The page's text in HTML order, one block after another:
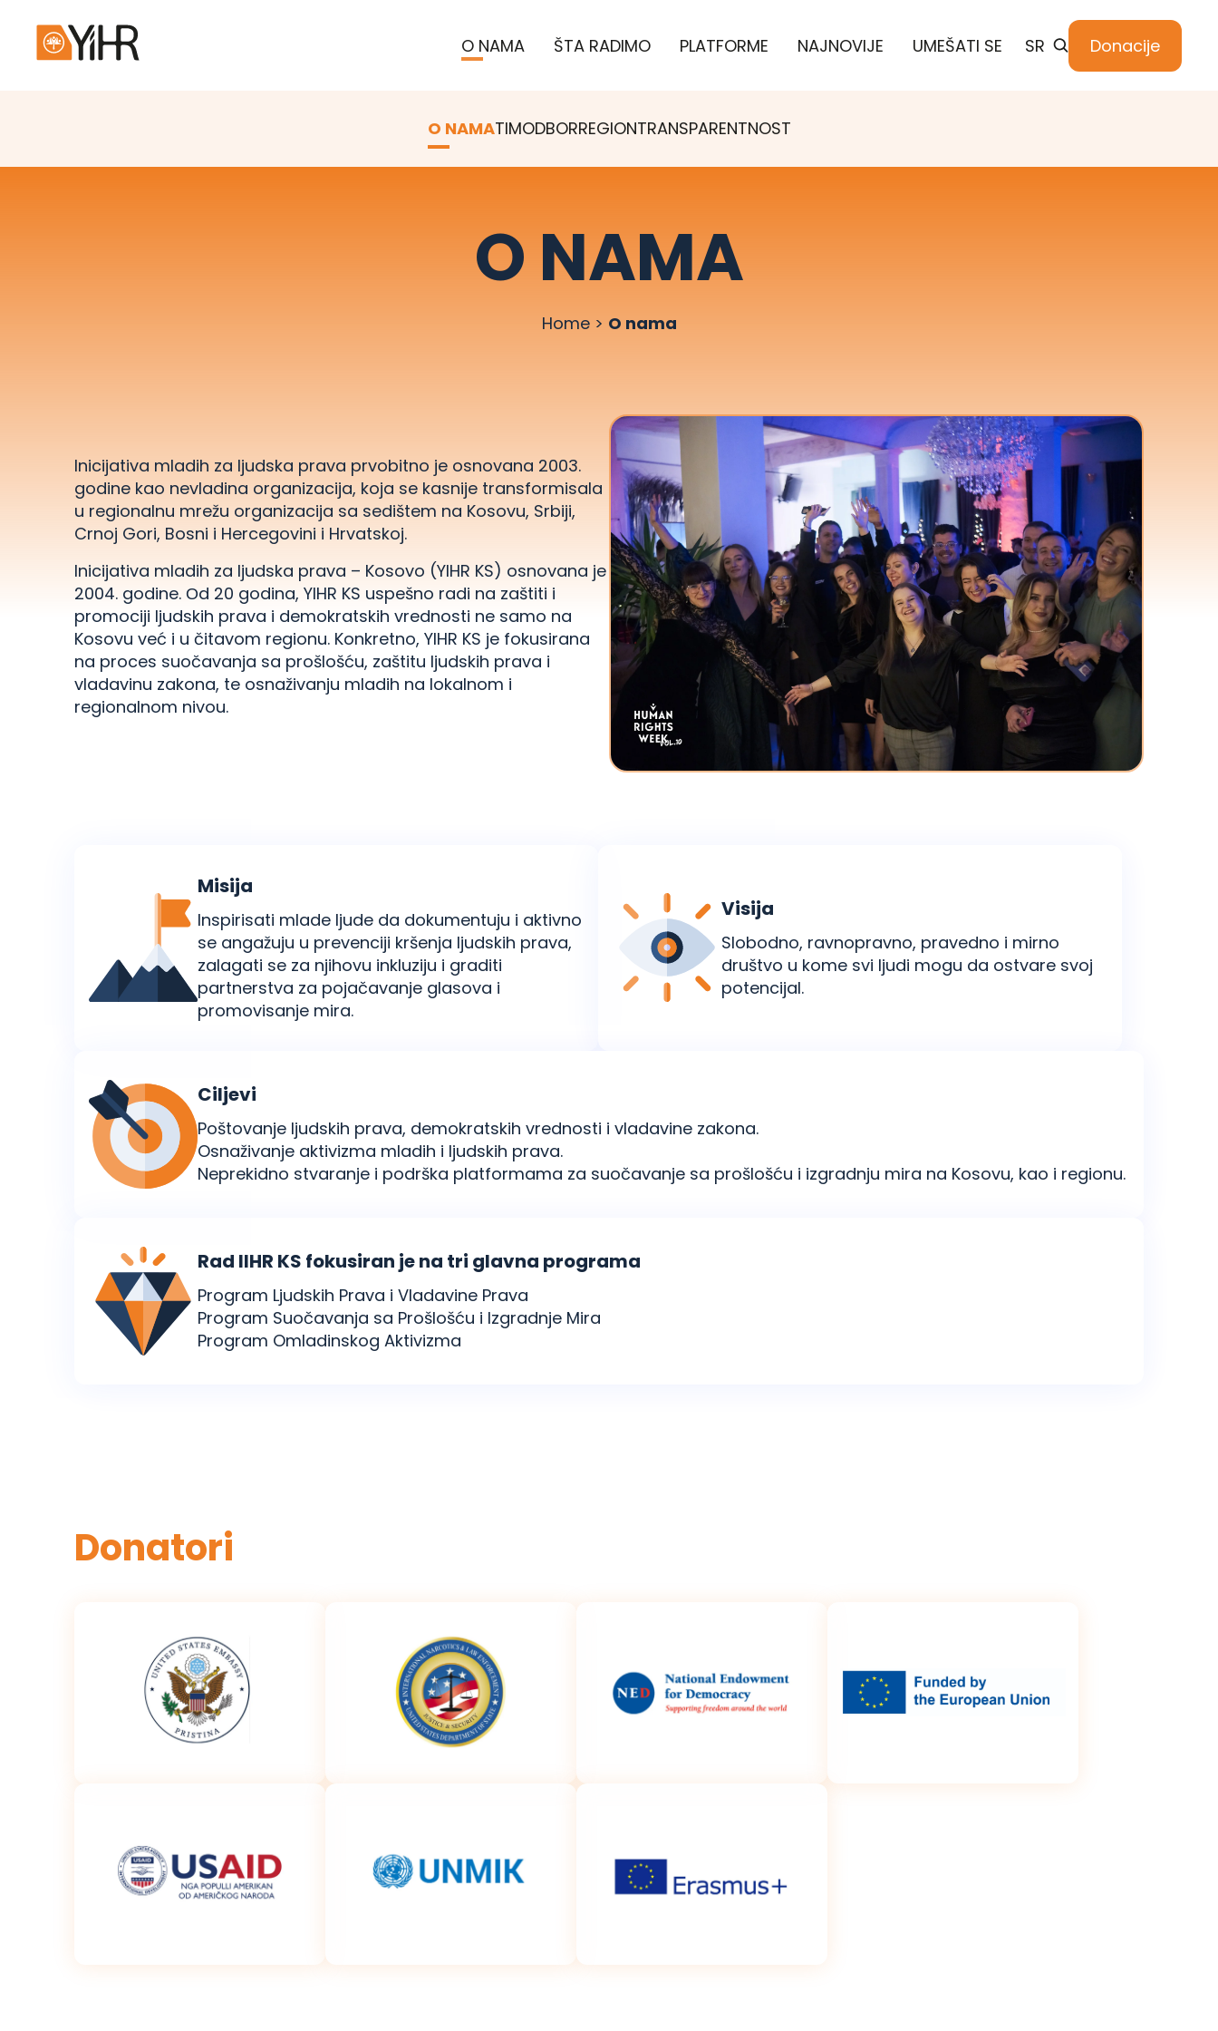
O NAMA ŠTA RADIMO PLATFORME NAJNOVIJE UMEŠATI SE SR Donacije
O NAMATIMODBORREGIONTRANSPARENTNOST
O NAMA
Home> O nama
Inicijativa mladih za ljudska prava prvobitno je osnovana 2003.
godine kao nevladina organizacija, koja se kasnije transformisala
u regionalnu mrežu organizacija sa sedištem na Kosovu, Srbiji,
Crnoj Gori, Bosni i Hercegovini i Hrvatskoj.
Inicijativa mladih za ljudska prava – Kosovo (YIHR KS) osnovana je
2004. godine. Оd 20 godina, YIHR KS uspešno radi na zaštiti i
promociji ljudskih prava i demokratskih vrednosti ne samo na
Kosovu već i u čitavom regionu. Konkretno, YIHR KS je fokusirana
na proces suočavanja sa prošlošću, zaštitu ljudskih prava i
vladavinu zakona, te osnaživanju mladih na lokalnom i
regionalnom nivou.
Misija
Inspirisati mlade ljude da dokumentuju i aktivno
se angažuju u prevenciji kršenja ljudskih prava,
zalagati se za njihovu inkluziju i graditi
partnerstva za pojačavanje glasova i
promovisanje mira.
Visija
Slobodno, ravnopravno, pravedno i mirno
društvo u kome svi ljudi mogu da ostvare svoj
potencijal.
Ciljevi
Poštovanje ljudskih prava, demokratskih vrednosti i vladavine zakona.
Osnaživanje aktivizma mladih i ljudskih prava.
Neprekidno stvaranje i podrška platformama za suočavanje sa prošlošću i izgradnju mira na Kosovu, kao i regionu.
Rad IIHR KS fokusiran je na tri glavna programa
Program Ljudskih Prava i Vladavine Prava
Program Suočavanja sa Prošlošću i Izgradnje Mira
Program Omladinskog Aktivizma
Donatori